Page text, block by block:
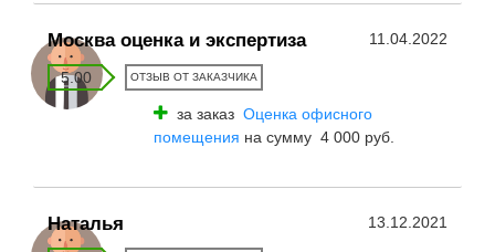
Москва оценка и экспертиза 11.04.2022
5.00 ОТЗЫВ ОТ ЗАКАЗЧИКА
за заказ Оценка офисного
помещения на сумму 4 000 руб.
Наталья 13.12.2021